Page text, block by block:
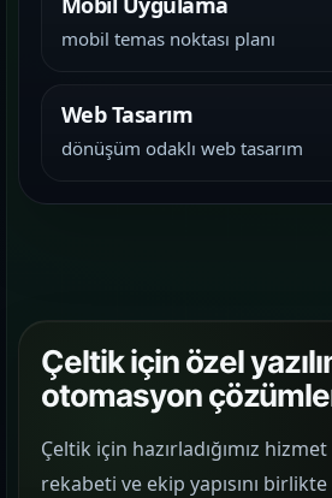
mobil temas noktası planı
Web Tasarım
dönüşüm odaklı web tasarım
Çeltik için özel
otomasyon
Çeltik için hazırladığımız
rekabeti ve ekip yapısını